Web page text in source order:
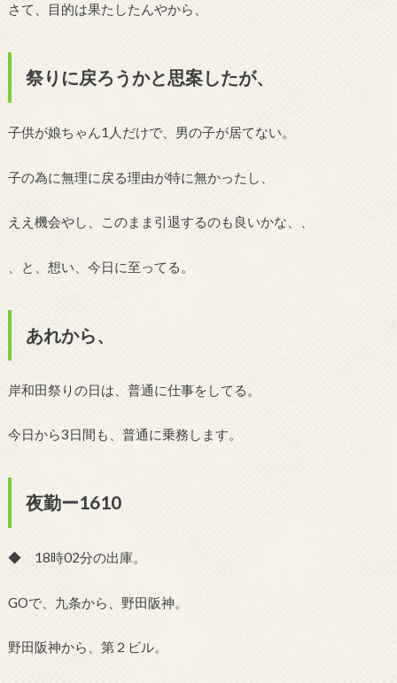
さて、目的は果たしたんやから、
祭りに戻ろうかと思案したが、
子供が娘ちゃん1人だけで、男の子が居てない。
子の為に無理に戻る理由が特に無かったし、
ええ機会やし、このまま引退するのも良いかな、、
、と、想い、今日に至ってる。
あれから、
岸和田祭りの日は、普通に仕事をしてる。
今日から3日間も、普通に乗務します。
夜勤ー1610
◆ 18時02分の出庫。
GOで、九条から、野田阪神。
野田阪神から、第２ビル。